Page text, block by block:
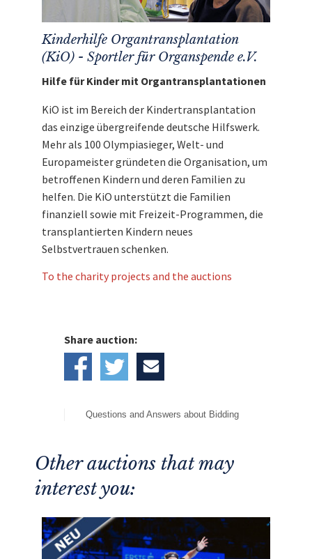
Kinderhilfe Organtransplantation
(KiO) - Sportler für Organspende e.V.
Hilfe für Kinder mit Organtransplantationen
KiO ist im Bereich der Kindertransplantation
das einzige übergreifende deutsche Hilfswerk.
Mehr als 100 Olympiasieger, Welt- und
Europameister gründeten die Organisation, um
betroffenen Kindern und deren Familien zu
helfen. Die KiO unterstützt die Familien
finanziell sowie mit Freizeit-Programmen, die
transplantierten Kindern neues
Selbstvertrauen schenken.
To the charity projects and the auctions
Share auction:
Questions and Answers about Bidding
Other auctions that may
interest you: